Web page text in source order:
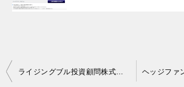
投
ライジングブル投資顧問株式会社の口コミや評価＆評判などをチェックしました。